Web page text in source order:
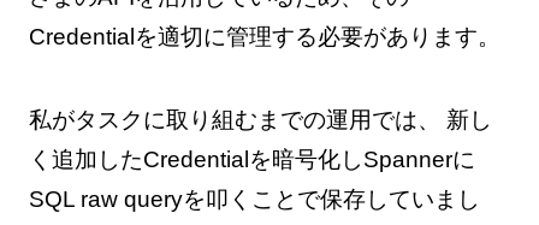
Credentialを適切に管理する必要があります。
私がタスクに取り組むまでの運用では、 新し
く追加したCredentialを暗号化しSpannerに
SQL raw queryを叩くことで保存していまし